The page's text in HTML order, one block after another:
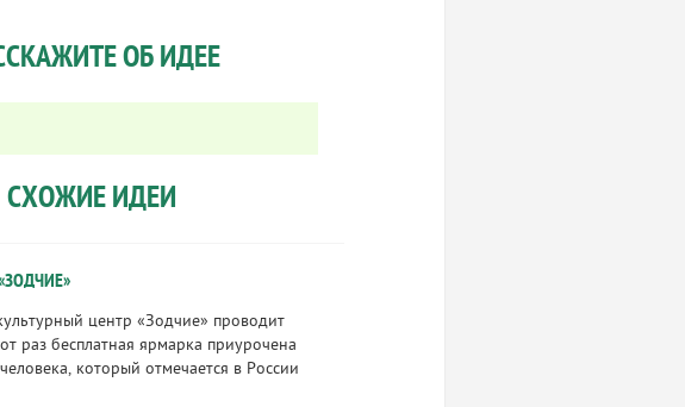
ОБ ИДЕЕ
СХОЖИЕ ИДЕИ
центр «Зодчие» проводит
раз бесплатная ярмарка приурочена
который отмечается в России